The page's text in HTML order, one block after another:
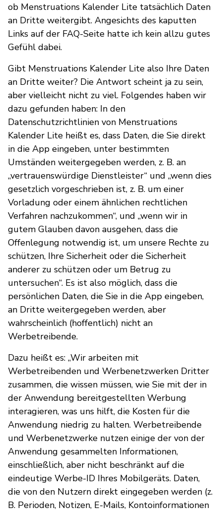
ob Menstruations Kalender Lite tatsächlich Daten
an Dritte weitergibt. Angesichts des kaputten
Links auf der FAQ-Seite hatte ich kein allzu gutes
Gefühl dabei.
Gibt Menstruations Kalender Lite also Ihre Daten
an Dritte weiter? Die Antwort scheint ja zu sein,
aber vielleicht nicht zu viel. Folgendes haben wir
dazu gefunden haben: In den
Datenschutzrichtlinien von Menstruations
Kalender Lite heißt es, dass Daten, die Sie direkt
in die App eingeben, unter bestimmten
Umständen weitergegeben werden, z. B. an
„vertrauenswürdige Dienstleister“ und „wenn dies
gesetzlich vorgeschrieben ist, z. B. um einer
Vorladung oder einem ähnlichen rechtlichen
Verfahren nachzukommen“, und „wenn wir in
gutem Glauben davon ausgehen, dass die
Offenlegung notwendig ist, um unsere Rechte zu
schützen, Ihre Sicherheit oder die Sicherheit
anderer zu schützen oder um Betrug zu
untersuchen“. Es ist also möglich, dass die
persönlichen Daten, die Sie in die App eingeben,
an Dritte weitergegeben werden, aber
wahrscheinlich (hoffentlich) nicht an
Werbetreibende.
Dazu heißt es: „Wir arbeiten mit
Werbetreibenden und Werbenetzwerken Dritter
zusammen, die wissen müssen, wie Sie mit der in
der Anwendung bereitgestellten Werbung
interagieren, was uns hilft, die Kosten für die
Anwendung niedrig zu halten. Werbetreibende
und Werbenetzwerke nutzen einige der von der
Anwendung gesammelten Informationen,
einschließlich, aber nicht beschränkt auf die
eindeutige Werbe-ID Ihres Mobilgeräts. Daten,
die von den Nutzern direkt eingegeben werden (z.
B. Perioden, Notizen, E-Mails, Kontoinformationen